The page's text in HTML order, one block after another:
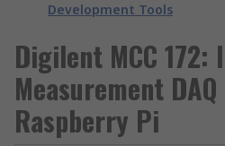
Development Tools
Digilent MCC 172:
Measurement
Raspberry Pi